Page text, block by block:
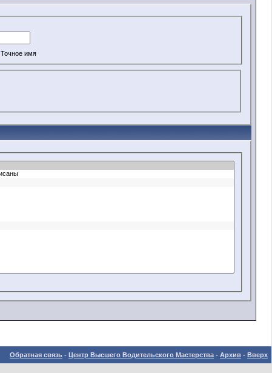
Точное имя
Обратная связь - Центр Высшего Водительского Мастерства - Архив - Вверх